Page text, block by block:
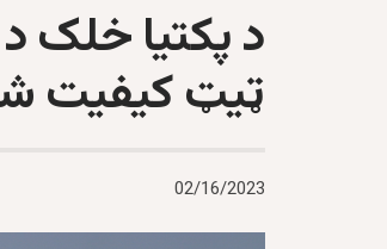
د پکتیا خلک د
ټیټ کیفیت
02/16/2023